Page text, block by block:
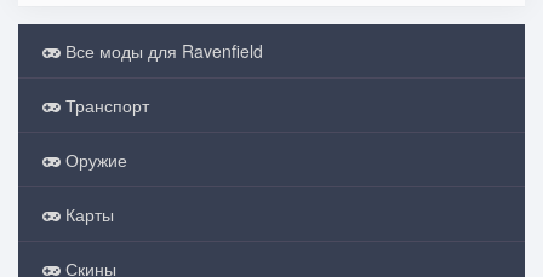
Все моды для Ravenfield
Транспорт
Оружие
Карты
Скины